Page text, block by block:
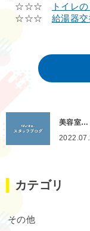
☆☆☆
トイレ
☆☆☆ 給湯器
美容室…
カテゴリ
その他